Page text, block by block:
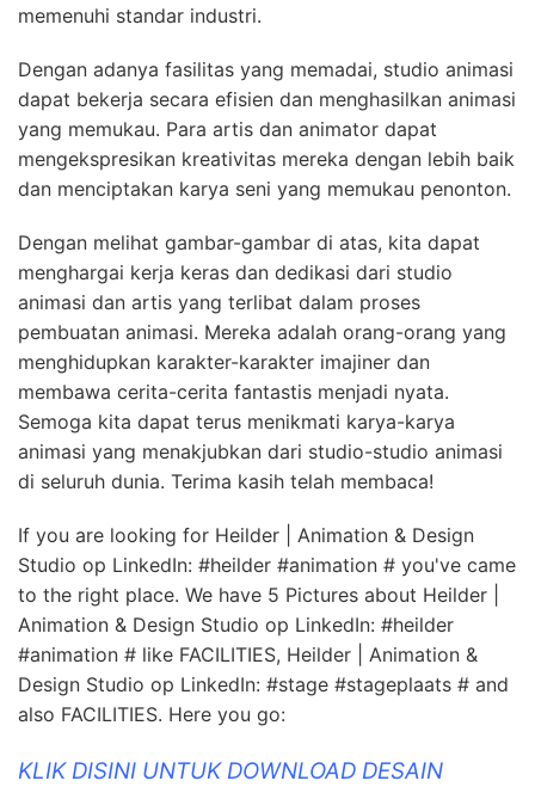
memenuhi standar industri.
Dengan adanya fasilitas yang memadai, studio animasi
dapat bekerja secara efisien dan menghasilkan animasi
yang memukau. Para artis dan animator dapat
mengekspresikan kreativitas mereka dengan lebih baik
dan menciptakan karya seni yang memukau penonton.
Dengan melihat gambar-gambar di atas, kita dapat
menghargai kerja keras dan dedikasi dari studio
animasi dan artis yang terlibat dalam proses
pembuatan animasi. Mereka adalah orang-orang yang
menghidupkan karakter-karakter imajiner dan
membawa cerita-cerita fantastis menjadi nyata.
Semoga kita dapat terus menikmati karya-karya
animasi yang menakjubkan dari studio-studio animasi
di seluruh dunia. Terima kasih telah membaca!
If you are looking for Heilder | Animation & Design
Studio op LinkedIn: #heilder #animation # you've came
to the right place. We have 5 Pictures about Heilder |
Animation & Design Studio op LinkedIn: #heilder
#animation # like FACILITIES, Heilder | Animation &
Design Studio op LinkedIn: #stage #stageplaats # and
also FACILITIES. Here you go:
KLIK DISINI UNTUK DOWNLOAD DESAIN